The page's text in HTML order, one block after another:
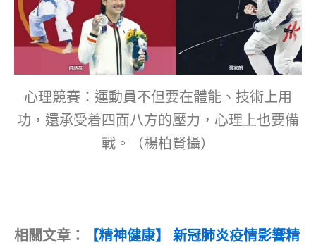
心理競賽：運動員不但要在體能、技術上用
功，還承受着四面八方的壓力，心理上也要備
戰。（楊柏賢攝）
相關文章：
【精神健康】 新冠肺炎疫情影響精